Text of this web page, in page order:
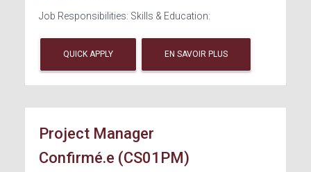
Job Responsibilities: Skills & Education:
QUICK APPLY EN SAVOIR PLUS
Project Manager
Confirmé.e (CS01PM)